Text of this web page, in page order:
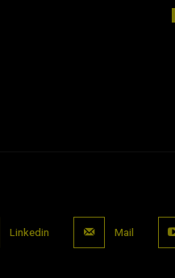
Linkedin Mail